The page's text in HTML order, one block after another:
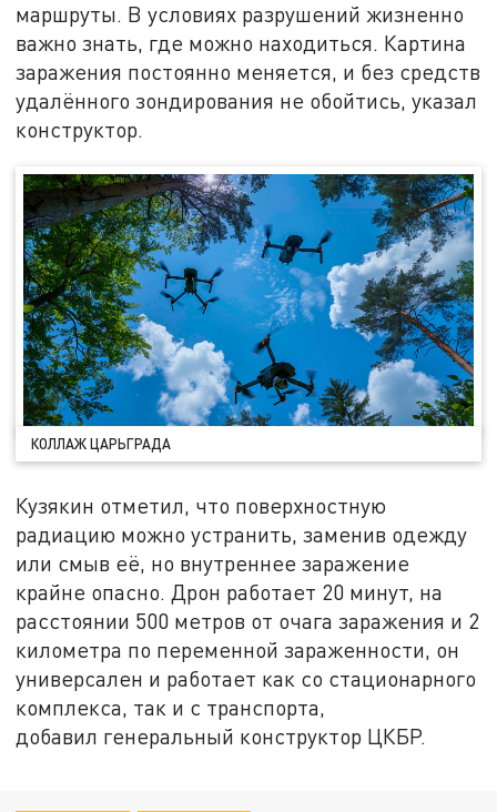
маршруты. В условиях разрушений жизненно
важно знать, где можно находиться. Картина
заражения постоянно меняется, и без средств
удалённого зондирования не обойтись, указал
конструктор.
КОЛЛАЖ ЦАРЬГРАДА
Кузякин отметил, что поверхностную
радиацию можно устранить, заменив одежду
или смыв её, но внутреннее заражение
крайне опасно. Дрон работает 20 минут, на
расстоянии 500 метров от очага заражения и 2
километра по переменной зараженности, он
универсален и работает как со стационарного
комплекса, так и с транспорта,
добавил генеральный конструктор ЦКБР.